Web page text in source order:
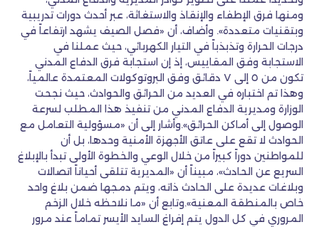
ومنها فرق الإطفاء والإنقاذ والاستغاثة، عبر أحدث دورات تدريبية
وبتقنيات متعددة». وأضاف، أن «فصل الصيف يشهد ارتفاعاً في
درجات الحرارة وتذبذباً في التيار الكهربائي، حيث عملنا في
الاستجابة وفق المقاييس، إذ إن استجابة فرق الدفاع المدني
تكون من ٥ إلى ٧ دقائق وفق البروتوكولات المعتمدة عالمياً،
وهذا تم اختباره في العديد من الحرائق والحوادث، حيث نجحت
الوزارة ومديرية الدفاع المدني من تنفيذ هذا المطلب لسرعة
الوصول إلى أماكن الحرائق».وأشار إلى أن «مسؤولية التعامل مع
الحوادث لا تقع على عاتق الأجهزة الأمنية وحدها، بل أن
للمواطنين دوراً كبيراً من خلال الوعي والخطوة الأولى تبدأ بالإبلاغ
السريع عن الحادث»، مبيناً أن «المديرية تتلقى أحياناً اتصالات
وبلاغات عديدة على الحادث ذاته، ويتم دمجها ضمن بلاغ واحد
خاص بالمنطقة المعنية».وتابع أن «ما نلاحظه خلال الزخم
المروري في كل الدول يتم إفراغ السايد الأيسر تماماً عند مرور